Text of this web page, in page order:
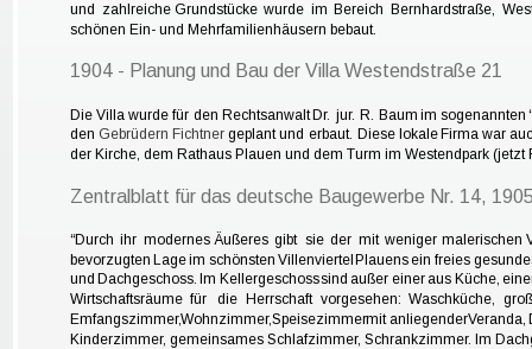
und zahlreiche Grundstücke wurde im Bereich Bernhardstraße,
schönen Ein- und Mehrfamilienhäusern bebaut.
1904 - Planung und Bau der Villa Westendstraße 21
Die Villa wurde für den Rechtsanwalt Dr. jur. R. Baum im
den Gebrüdern Fichtner geplant und erbaut. Diese lokale Firma war
der Kirche, dem Rathaus Plauen und dem Turm im Westendpark
Zentralblatt für das deutsche Baugewerbe Nr. 14,
“Durch ihr modernes Äußeres gibt sie der mit weniger malerischen
bevorzugten Lage im schönsten Villenviertel Plauens ein freies
und Dachgeschoss. Im Kellergeschoss sind außer einer aus Küche,
Wirtschaftsräume für die Herrschaft vorgesehen: Waschküche,
Emfangszimmer, Wohnzimmer, Speisezimmer mit anliegender Veranda,
Kinderzimmer, gemeinsames Schlafzimmer, Schrankzimmer. Im